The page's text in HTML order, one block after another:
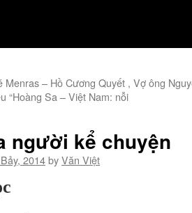
Menras – Hồ Cương Quyết ,
“Hoàng Sa – Việt Nam: nỗi
Vợ ông
người kể chuyện
2014byVăn Việt